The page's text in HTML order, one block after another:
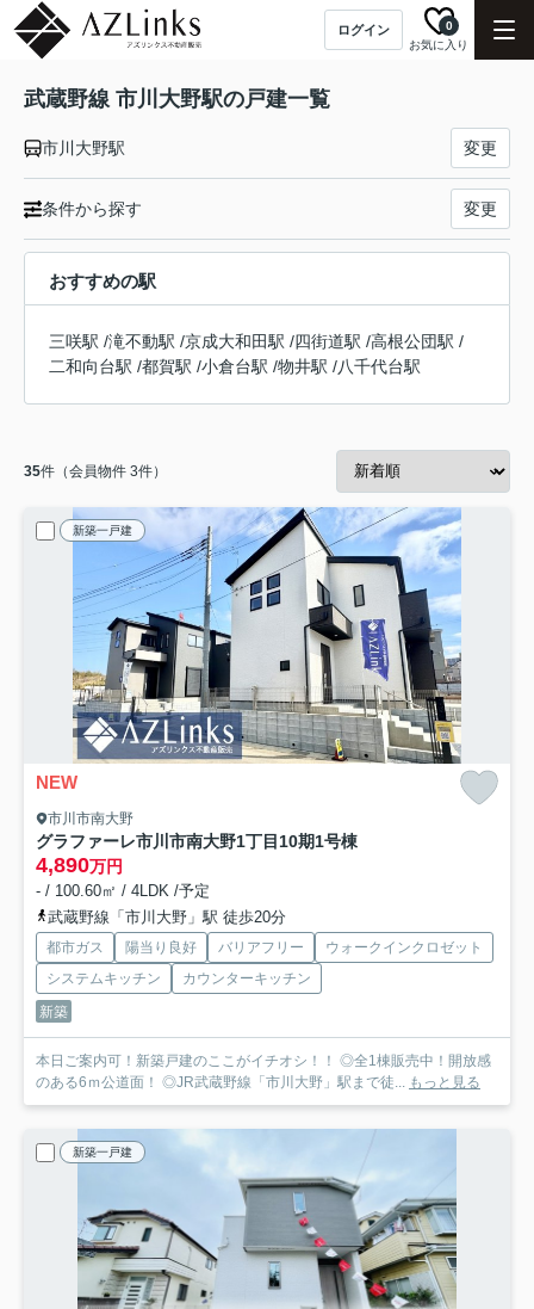
ログイン
お気に入り
0
武蔵野線 市川大野駅の戸建一覧
市川大野駅 変更
条件から探す 変更
おすすめの駅
三咲駅 /滝不動駅 /京成大和田駅 /四街道駅 /高根公団駅 /
二和向台駅 /都賀駅 /小倉台駅 /物井駅 /八千代台駅
35件（会員物件 3件）
新築一戸建
NEW
市川市南大野
グラファーレ市川市南大野1丁目10期1号棟
4,890万円
- / 100.60㎡ / 4LDK /予定
武蔵野線「市川大野」駅 徒歩20分
都市ガス 陽当り良好 バリアフリー
ウォークインクロゼット
システムキッチン
カウンターキッチン
新築
本日ご案内可！新築戸建のここがイチオシ！！ ◎全1棟販売中！開放感
のある6ｍ公道面！ ◎JR武蔵野線「市川大野」駅まで徒... もっと見る
新築一戸建